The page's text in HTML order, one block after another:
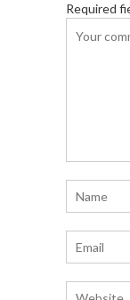
Required